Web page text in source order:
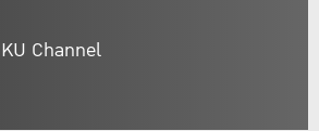
KU Channel